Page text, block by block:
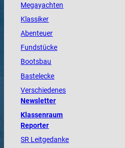
Megayachten
Klassiker
Abenteuer
Fundstücke
Bootsbau
Bastelecke
Verschiedenes
Newsletter
Klassenraum
Reporter
SR Leitgedanke